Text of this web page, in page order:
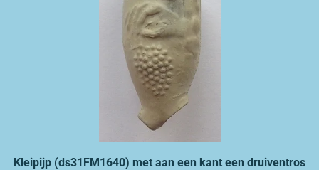
Kleipijp (ds31FM1640) met aan een kant een druiventros